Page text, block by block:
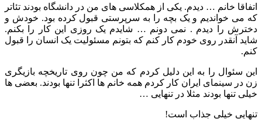
اتفاقا خانم … دیدم. یکی از همکلاسی های من در دانشگاه بودند تئاتر
که می خواندیم و یک بچه را به سرپرستی قبول کرده بود. خودش و
دخترش را دیدم . نمی دونم … شایدم یک روزی این کار را بکنم.
شاید آنقدر روی خودم کار کنم که بتونم مسئولیت یک انسان را قبول
کنم.
این سئوال را به این دلیل کردم که من چون روی تاریخچه بازیگری
زن در سینمای ایران کار کردم همه خانم ها اکثرا تنها بودند. بعضی ها
خیلی تنها بودند مثلا در تنهایی …
تنهایی خیلی جذاب است!